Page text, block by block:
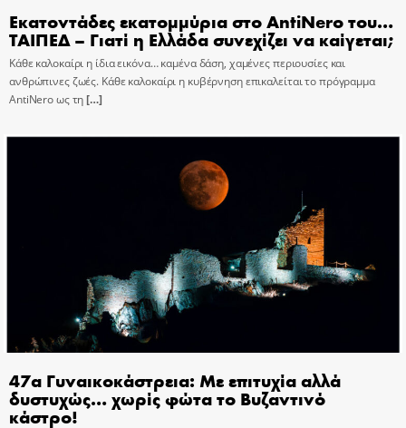
Εκατοντάδες εκατομμύρια στο AntiNero του…
ΤΑΙΠΕΔ – Γιατί η Ελλάδα συνεχίζει να καίγεται;
Κάθε καλοκαίρι η ίδια εικόνα… καμένα δάση, χαμένες περιουσίες και
ανθρώπινες ζωές. Κάθε καλοκαίρι η κυβέρνηση επικαλείται το πρόγραμμα
AntiNero ως τη[…]
47α Γυναικοκάστρεια: Με επιτυχία αλλά
δυστυχώς… χωρίς φώτα το Βυζαντινό
κάστρο!